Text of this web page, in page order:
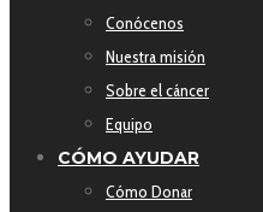
Conócenos
Nuestra misión
Sobre el cáncer
Equipo
CÓMO AYUDAR
Cómo Donar